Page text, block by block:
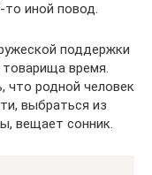
иной повод.
поддержки
время.
что родной человек
выбраться из
вещает сонник.